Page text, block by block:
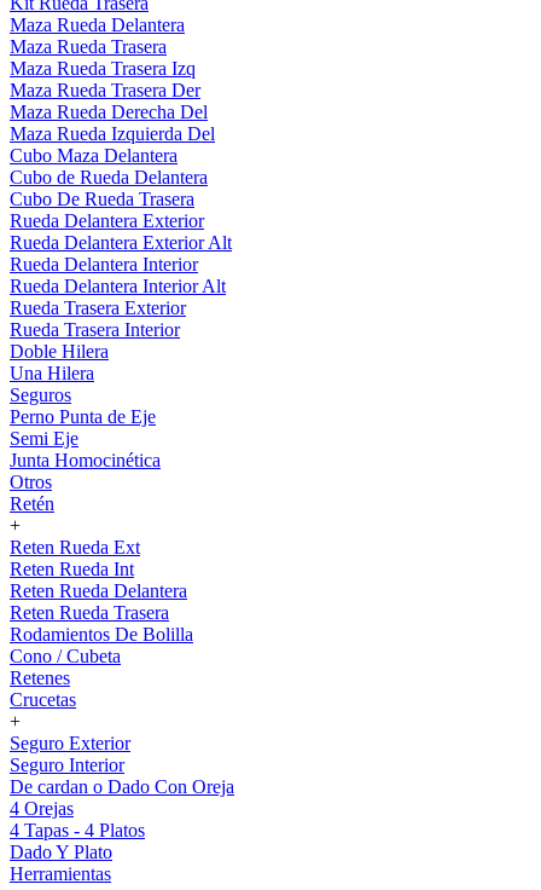
Maza Rueda Delantera
Maza Rueda Trasera
Maza Rueda Trasera Izq
Maza Rueda Trasera Der
Maza Rueda Derecha Del
Maza Rueda Izquierda Del
Cubo Maza Delantera
Cubo de Rueda Delantera
Cubo De Rueda Trasera
Rueda Delantera Exterior
Rueda Delantera Exterior Alt
Rueda Delantera Interior
Rueda Delantera Interior Alt
Rueda Trasera Exterior
Rueda Trasera Interior
Doble Hilera
Una Hilera
Seguros
Perno Punta de Eje
Semi Eje
Junta Homocinética
Otros
Retén
+
Reten Rueda Ext
Reten Rueda Int
Reten Rueda Delantera
Reten Rueda Trasera
Rodamientos De Bolilla
Cono / Cubeta
Retenes
Crucetas
+
Seguro Exterior
Seguro Interior
De cardan o Dado Con Oreja
4 Orejas
4 Tapas - 4 Platos
Dado Y Plato
Herramientas